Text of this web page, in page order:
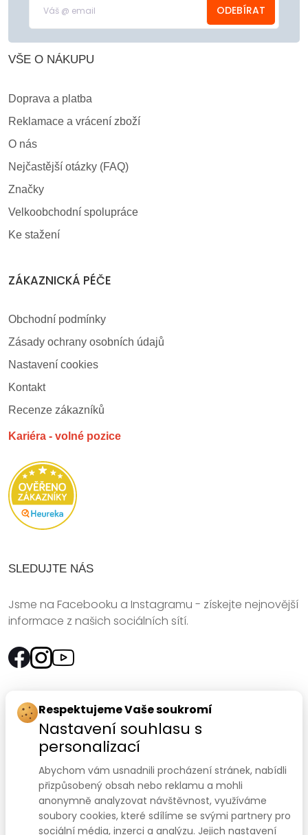
ODEBÍRAT
VŠE O NÁKUPU
Doprava a platba
Reklamace a vrácení zboží
O nás
Nejčastější otázky (FAQ)
Značky
Velkoobchodní spolupráce
Ke stažení
ZÁKAZNICKÁ PÉČE
Obchodní podmínky
Zásady ochrany osobních údajů
Nastavení cookies
Kontakt
Recenze zákazníků
Kariéra - volné pozice
SLEDUJTE NÁS
Jsme na Facebooku a Instagramu - získejte nejnovější
informace z našich sociálních sítí.
Rychlý kontakt:
SANOMED, spol. s r.o.
Palackého třída 240/75
612 00 Brno-Královo Pole
Prodejna:+420 541 422 911,+420 541 422 912
e-mail:prodejna@sanomed.cz
Respektujeme Vaše soukromí
Nastavení souhlasu s
personalizací
Abychom vám usnadnili procházení stránek, nabídli
přizpůsobený obsah nebo reklamu a mohli
anonymně analyzovat návštěvnost, využíváme
soubory cookies, které sdílíme se svými partnery pro
sociální média, inzerci a analýzu. Jejich nastavení